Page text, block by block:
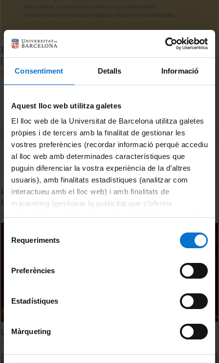
Consentiment Detalls Informació
Aquest lloc web utilitza galetes
El lloc web de la Universitat de Barcelona utilitza galetes
pròpies i de tercers amb la finalitat de gestionar les
vostres preferències (recordar informació perquè accediu
al lloc web amb determinades característiques que
puguin diferenciar la vostra experiència de la d’altres
usuaris), amb finalitats estadístiques (analitzar com
interactueu amb el lloc web) i amb finalitats de
màrqueting (gestionar la publicitat que s’ofereix
consultar laPolítica de galetes del lloc web de la
Requeriments
Preferències
Estadístiques
Màrqueting
II Jornada de Condicions de Vida i Estudi de l'Estudiantat
(CViE-UB). Inauguració
24 April, 2025
Conèixer l'estudiantat universitari per a millorar la
Universitat
La Dimensió Social a l'EEES